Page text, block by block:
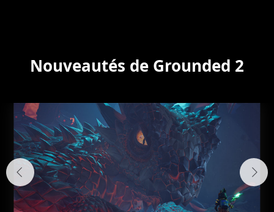
Nouveautés de Grounded 2